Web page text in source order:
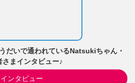
いで通われているNatsukiちゃん・
さまインタビュー♪
インタビュー